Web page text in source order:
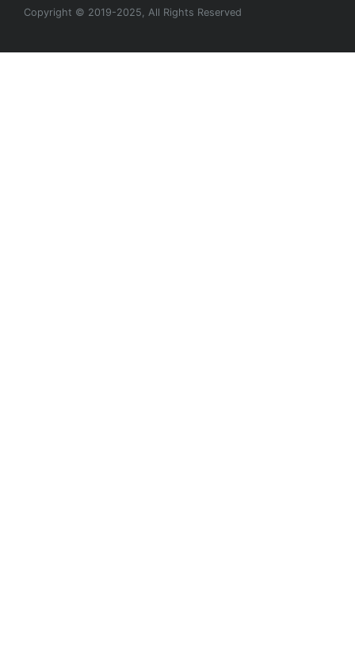
Copyright © 2019-2025, All Rights Reserved